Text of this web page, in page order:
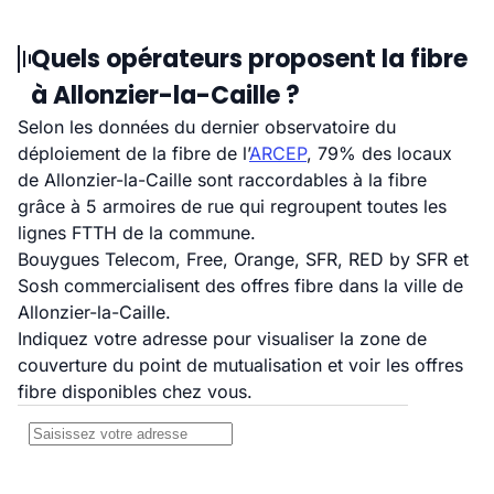
Quels opérateurs proposent la fibre
à Allonzier-la-Caille ?
Selon les données du dernier observatoire du
déploiement de la fibre de l’ARCEP, 79% des locaux
de Allonzier-la-Caille sont raccordables à la fibre
grâce à 5 armoires de rue qui regroupent toutes les
lignes FTTH de la commune.
Bouygues Telecom, Free, Orange, SFR, RED by SFR et
Sosh commercialisent des offres fibre dans la ville de
Allonzier-la-Caille.
Indiquez votre adresse pour visualiser la zone de
couverture du point de mutualisation et voir les offres
fibre disponibles chez vous.